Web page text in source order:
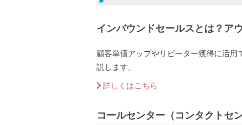
インバウンドセールスとは？ア
顧客単価アップやリピーター獲得に活
説します。
詳しくはこちら
コールセンター（コンタクトセ